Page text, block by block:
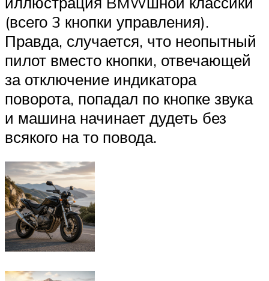
(всего 3 кнопки управления).
Правда, случается, что неопытный
пилот вместо кнопки, отвечающей
за отключение индикатора
поворота, попадал по кнопке звука
и машина начинает дудеть без
всякого на то повода.